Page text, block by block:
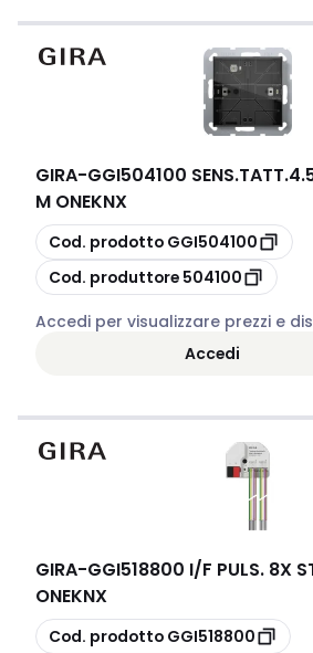
GIRA-GGI504100
M ONEKNX
copia
Cod. prodotto GGI504100
copia
Cod. produttore 504100
Accedi per visualizzare prezzi e
Accedi
GIRA-GGI518800 I/F PULS. 8X
ONEKNX
copia
Cod. prodotto GGI518800